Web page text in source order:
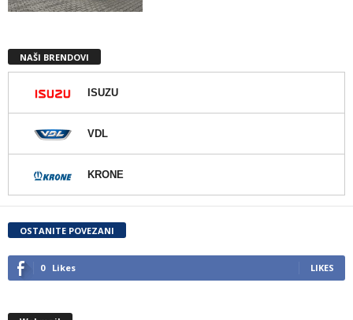
NAŠI BRENDOVI
ISUZU
VDL
KRONE
OSTANITE POVEZANI
0 Likes LIKES